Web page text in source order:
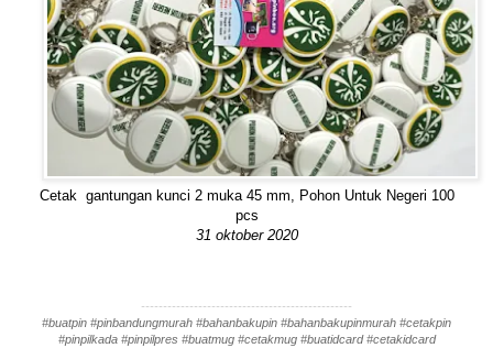
Cetak gantungan kunci 2 muka 45 mm, Pohon Untuk Negeri 100
pcs
31 oktober 2020
------------------------------------------------
#buatpin #pinbandungmurah #bahanbakupin #bahanbakupinmurah #cetakpin
#pinpilkada #pinpilpres #buatmug #cetakmug #buatidcard #cetakidcard